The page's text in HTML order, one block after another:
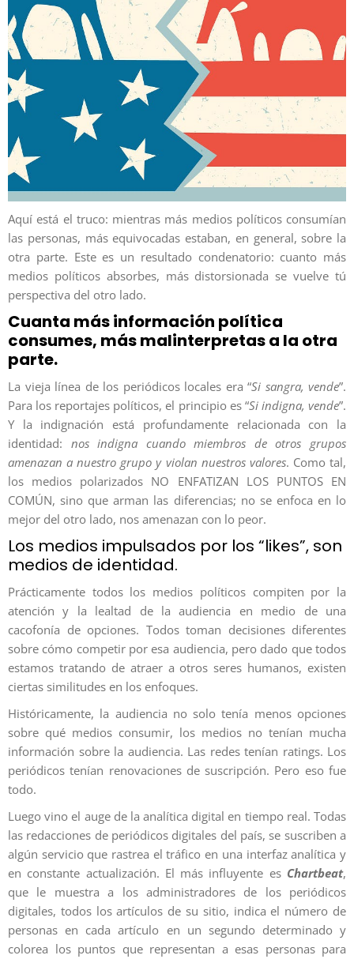
Aquí está el truco: mientras más medios políticos consumían
las personas, más equivocadas estaban, en general, sobre la
otra parte. Este es un resultado condenatorio: cuanto más
medios políticos absorbes, más distorsionada se vuelve tú
perspectiva del otro lado.
Cuanta más información política
consumes, más malinterpretas a la otra
parte.
La vieja línea de los periódicos locales era “Si sangra, vende”.
Para los reportajes políticos, el principio es “Si indigna, vende”.
Y la indignación está profundamente relacionada con la
identidad: nos indigna cuando miembros de otros grupos
amenazan a nuestro grupo y violan nuestros valores. Como tal,
los medios polarizados NO ENFATIZAN LOS PUNTOS EN
COMÚN, sino que arman las diferencias; no se enfoca en lo
mejor del otro lado, nos amenazan con lo peor.
Los medios impulsados por los “likes”, son
medios de identidad.
Prácticamente todos los medios políticos compiten por la
atención y la lealtad de la audiencia en medio de una
cacofonía de opciones. Todos toman decisiones diferentes
sobre cómo competir por esa audiencia, pero dado que todos
estamos tratando de atraer a otros seres humanos, existen
ciertas similitudes en los enfoques.
Históricamente, la audiencia no solo tenía menos opciones
sobre qué medios consumir, los medios no tenían mucha
información sobre la audiencia. Las redes tenían ratings. Los
periódicos tenían renovaciones de suscripción. Pero eso fue
todo.
Luego vino el auge de la analítica digital en tiempo real. Todas
las redacciones de periódicos digitales del país, se suscriben a
algún servicio que rastrea el tráfico en una interfaz analítica y
en constante actualización. El más influyente es Chartbeat,
que le muestra a los administradores de los periódicos
digitales, todos los artículos de su sitio, indica el número de
personas en cada artículo en un segundo determinado y
colorea los puntos que representan a esas personas para